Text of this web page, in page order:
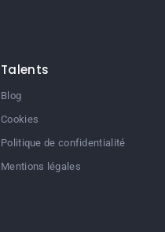
Talents
Blog
Cookies
Politique de confidentialité
Mentions légales